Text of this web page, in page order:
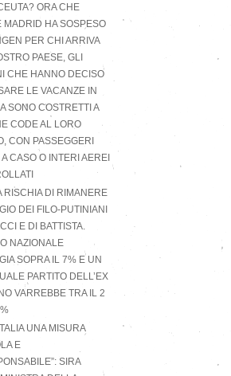
ORA CHE
MADRID HA SOSPESO
PER CHI ARRIVA
PAESE, GLI
CHE HANNO DECISO
LE VACANZE IN
SONO COSTRETTI A
CODE AL LORO
CON PASSEGGERI
CASO O INTERI AEREI
RISCHIA DI RIMANERE
DEI FILO-PUTINIANI
E DI BATTISTA.
NAZIONALE
SOPRA IL 7% E UN
PARTITO DELL’EX
VARREBBE TRA IL 2
UNA MISURA
E
SIRA